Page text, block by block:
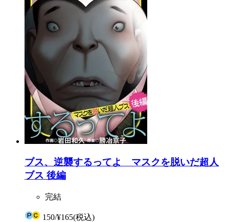
ブス、逆襲するってよ マスクを脱いだ超人
ブス 後編
完結
150/¥165(税込)